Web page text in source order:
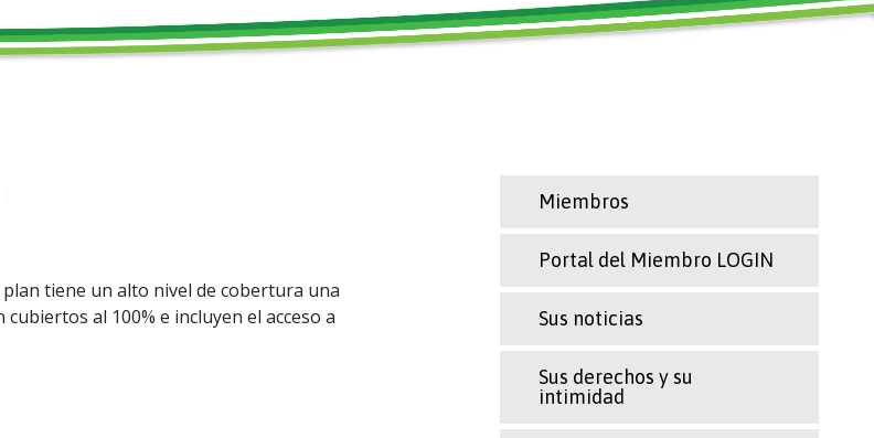
plan tiene un alto nivel de cobertura una
al 100% e incluyen el acceso a
Miembros
Portal del Miembro LOGIN
Sus noticias
Sus derechos y su
intimidad